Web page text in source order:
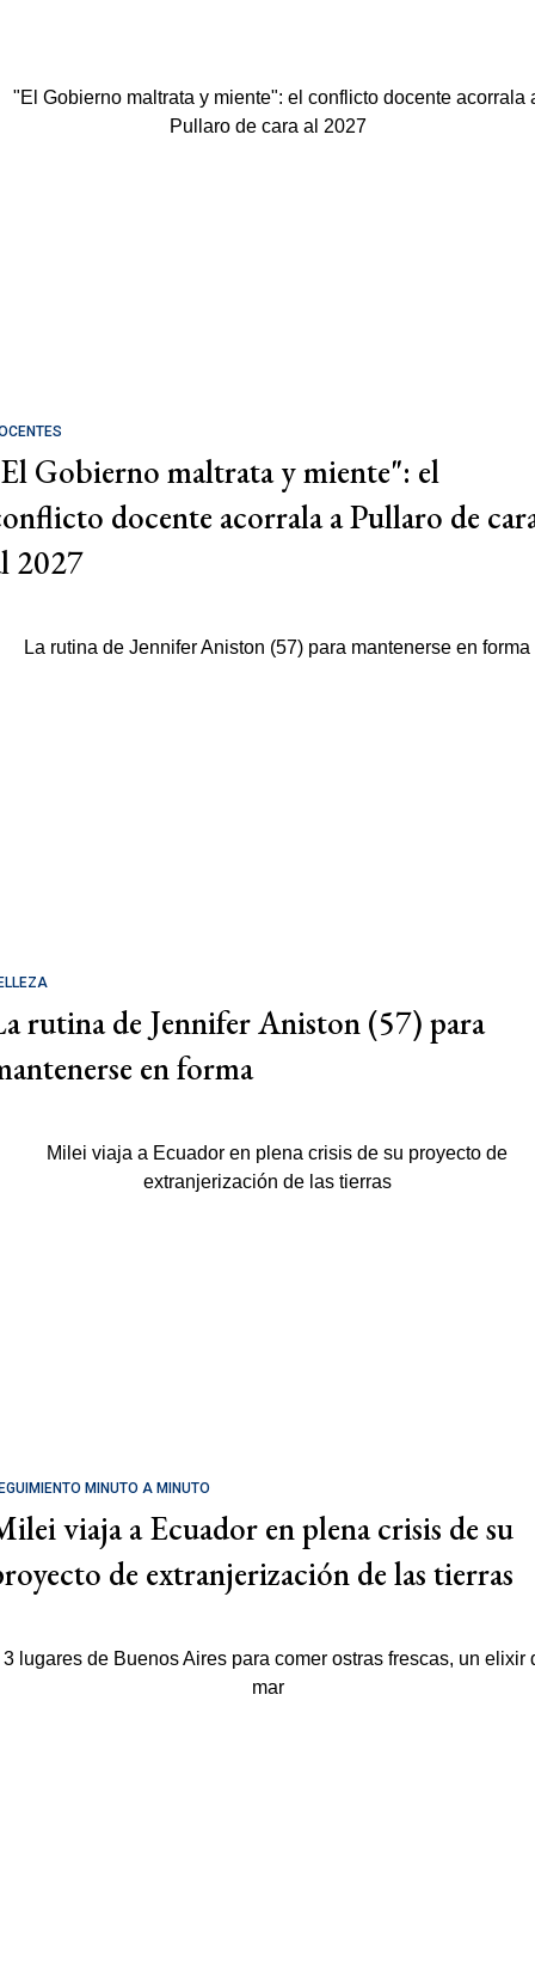
Gobierno maltrata y miente": el
docente acorrala a Pullaro de
2027
rutina de Jennifer Aniston (57) para
en forma
MINUTO A MINUTO
viaja a Ecuador en plena crisis de su
de extranjerización de las tierras